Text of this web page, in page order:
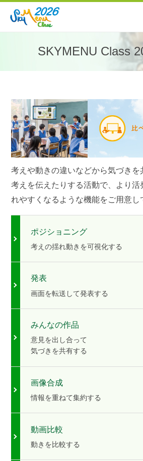
SKYMENU Class
考えや動きの違いなどから気づき
考えを伝えたりする活動で、より活
れやすくなるような機能をご用意し
ポジショニング
考えの揺れ動きを可視化する
発表
画面を転送して発表する
みんなの作品
意見を出し合って
気づきを共有する
画像合成
情報を重ねて集約する
動画比較
動きを比較する